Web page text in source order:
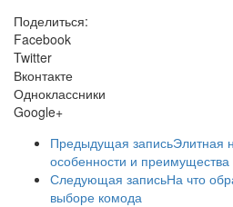
Поделиться:
Facebook
Twitter
Вконтакте
Одноклассники
Google+
Предыдущая записьЭлитная
особенности и преимущества
Следующая записьНа что
выборе комода